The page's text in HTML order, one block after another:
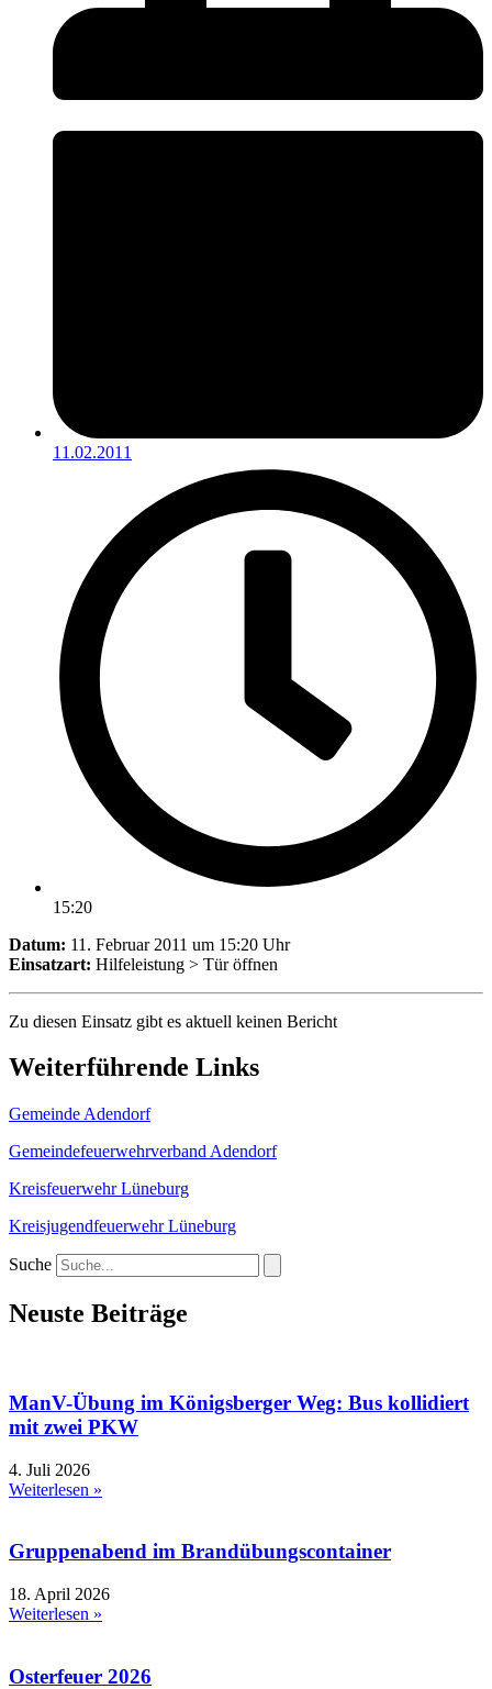
11.02.2011
15:20
Datum: 11. Februar 2011 um 15:20 Uhr
Einsatzart: Hilfeleistung > Tür öffnen
Zu diesen Einsatz gibt es aktuell keinen Bericht
Weiterführende Links
Gemeinde Adendorf
Gemeindefeuerwehrverband Adendorf
Kreisfeuerwehr Lüneburg
Kreisjugendfeuerwehr Lüneburg
Suche
Neuste Beiträge
ManV-Übung im Königsberger Weg: Bus kollidiert
mit zwei PKW
4. Juli 2026
Weiterlesen »
Gruppenabend im Brandübungscontainer
18. April 2026
Weiterlesen »
Osterfeuer 2026